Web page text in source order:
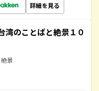
詳細を見る
湾のことばと絶景１０
景